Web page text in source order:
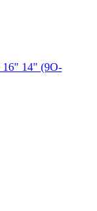
16" 14" (9O-